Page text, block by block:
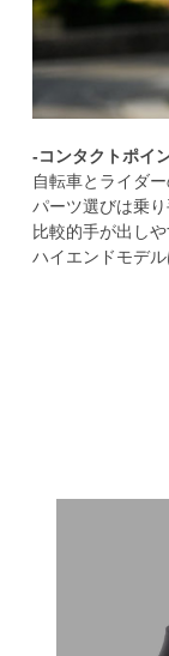
-コンタクトポイ
自転車とライダ
パーツ選びは乗
比較的手が出し
ハイエンドモデ